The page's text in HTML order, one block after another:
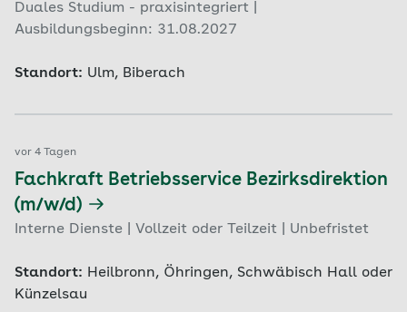
Duales Studium - praxisintegriert |
Ausbildungsbeginn: 31.08.2027
Standort: Ulm, Biberach
vor 4 Tagen
Fachkraft Betriebsservice Bezirksdirektion
(m/w/d)
Interne Dienste | Vollzeit oder Teilzeit | Unbefristet
Standort: Heilbronn, Öhringen, Schwäbisch Hall oder
Künzelsau